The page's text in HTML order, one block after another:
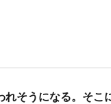
れそうになる。そこ